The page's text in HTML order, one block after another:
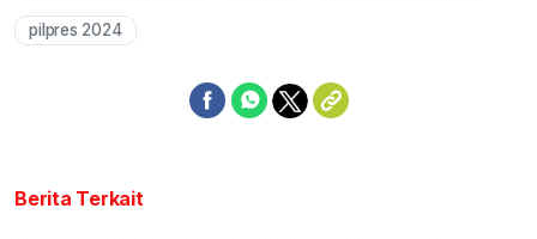
pilpres 2024
Berita Terkait